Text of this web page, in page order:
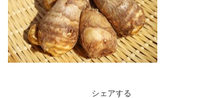
シェアする